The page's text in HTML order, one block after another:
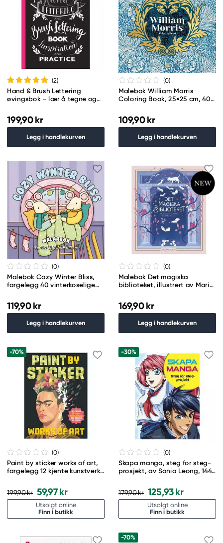
(2)
Hand & Brush Lettering
øvingsbok – lær å tegne og
199,90 kr
Legg i handlekurven
(0)
Malebok William Morris
Coloring Book, 25×25 cm, 40
109,90 kr
Legg i handlekurven
(0)
Malebok Cozy Winter Bliss,
fargelegg 40 vinterkoselige
119,90 kr
Legg i handlekurven
(0)
Malebok Det magiska
biblioteket, illustrert av Maria
169,90 kr
Legg i handlekurven
-70%
(0)
Paint by sticker works of art,
fargelegg 12 kjente kunstverk
199,90 kr 59,97 kr
Utsolgt online
Finn i butikk
-30%
(0)
Skapa manga, steg for steg-
prosjekt, av Sonia Leong, 144
179,90 kr 125,93 kr
Utsolgt online
Finn i butikk
-70%